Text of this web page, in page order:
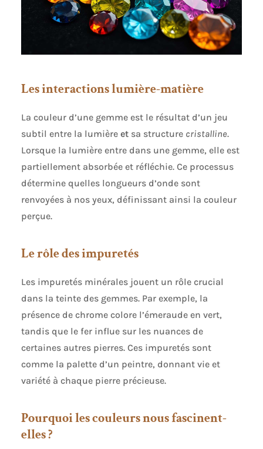
Les interactions lumière-matière
La couleur d’une gemme est le résultat d’un jeu
subtil entre la lumière etsa structure cristalline.
Lorsque la lumière entre dans une gemme, elle est
partiellement absorbée et réfléchie. Ce processus
détermine quelles longueurs d’onde sont
renvoyées à nos yeux, définissant ainsi la couleur
perçue.
Le rôle des impuretés
Les impuretés minérales jouent un rôle crucial
dans la teinte des gemmes. Par exemple, la
présence de chrome colore l’émeraude en vert,
tandis que le fer influe sur les nuances de
certaines autres pierres. Ces impuretés sont
comme la palette d’un peintre, donnant vie et
variété à chaque pierre précieuse.
Pourquoi les couleurs nous fascinent-
elles ?